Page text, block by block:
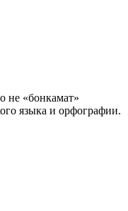
не «бонкамат»
языка и орфографии.